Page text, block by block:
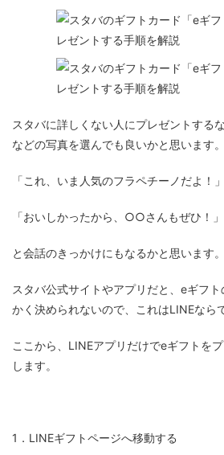
スタバに詳しくない人にプレゼントする
などの写真を選んでも良いかと思います。
「これ、いま人気のフラペチーノだよ！」
「おいしかったから、○○さんもぜひ！」
と会話のきっかけにもなるかと思います。
スタバ公式サイトやアプリだと、eギフ
かく決められないので、これはLINEなら
ここから、LINEアプリだけでeギフトを
します。
1．LINEギフトページへ移動する